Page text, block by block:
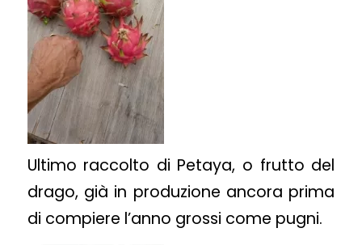
Ultimo raccolto di Petaya, o frutto del
drago, già in produzione ancora prima
di compiere l’anno grossi come pugni.